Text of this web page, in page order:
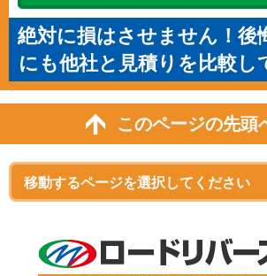
絶対に損はさせません！後
にも他社と見積りを比較し
このページの先頭